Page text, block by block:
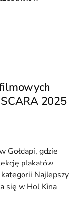
2025
Gołdapi, gdzie
plakatów
Najlepszy
się w Hol Kina